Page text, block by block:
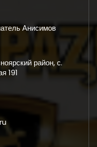
Анисимов
район, с.
191